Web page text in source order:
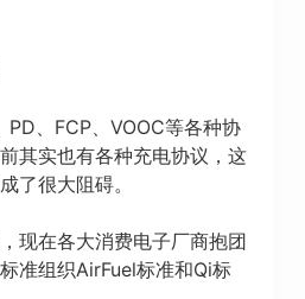
PD、FCP、VOOC等各种协
其实也有各种充电协议，这
了很大阻碍。
现在各大消费电子厂商抱团
准组织AirFuel标准和Qi标